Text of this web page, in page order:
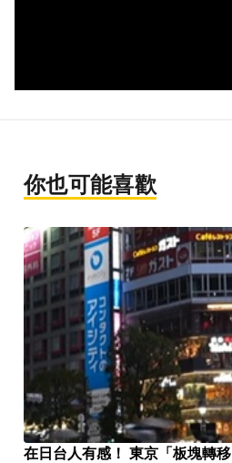
你也可能喜歡
在日台人有感！ 東京「板塊轉